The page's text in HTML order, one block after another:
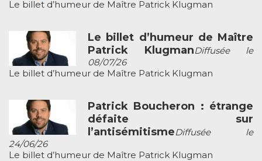
Le billet d’humeur de Maître Patrick Klugman
Le billet d’humeur de Maître
Patrick KlugmanDiffusée le
08/07/26
Le billet d’humeur de Maître Patrick Klugman
Patrick Boucheron : étrange
défaite sur
l’antisémitismeDiffusée le
24/06/26
Le billet d’humeur de Maître Patrick Klugman